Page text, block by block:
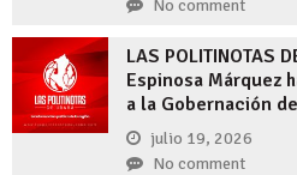
No comment
LAS POLITINOTAS
Espinosa Márquez
a la Gobernación
julio 19, 2026
No comment